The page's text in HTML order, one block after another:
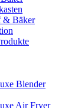
& Bäker
Blender
Air Fryer